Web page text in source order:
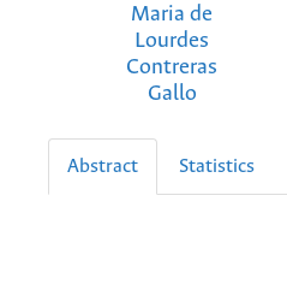
Maria de
Lourdes
Contreras
Gallo
Abstract Statistics